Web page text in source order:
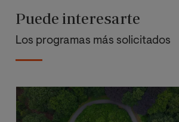
Puede interesarte
Los programas más solicitados